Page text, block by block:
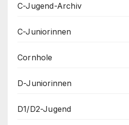
C-Jugend-Archiv
C-Juniorinnen
Cornhole
D-Juniorinnen
D1/D2-Jugend